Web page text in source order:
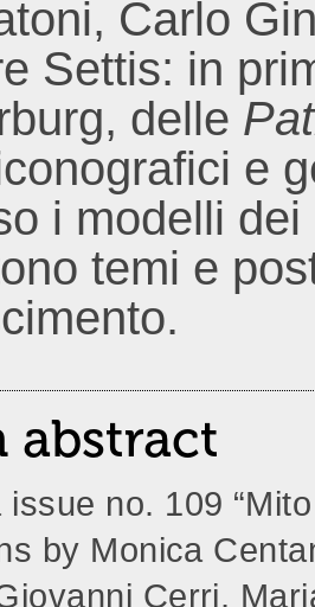
Carlo
Settis: in
delle
e
i modelli
temi e
abstract
issue no. 109
by Monica
Cerri,